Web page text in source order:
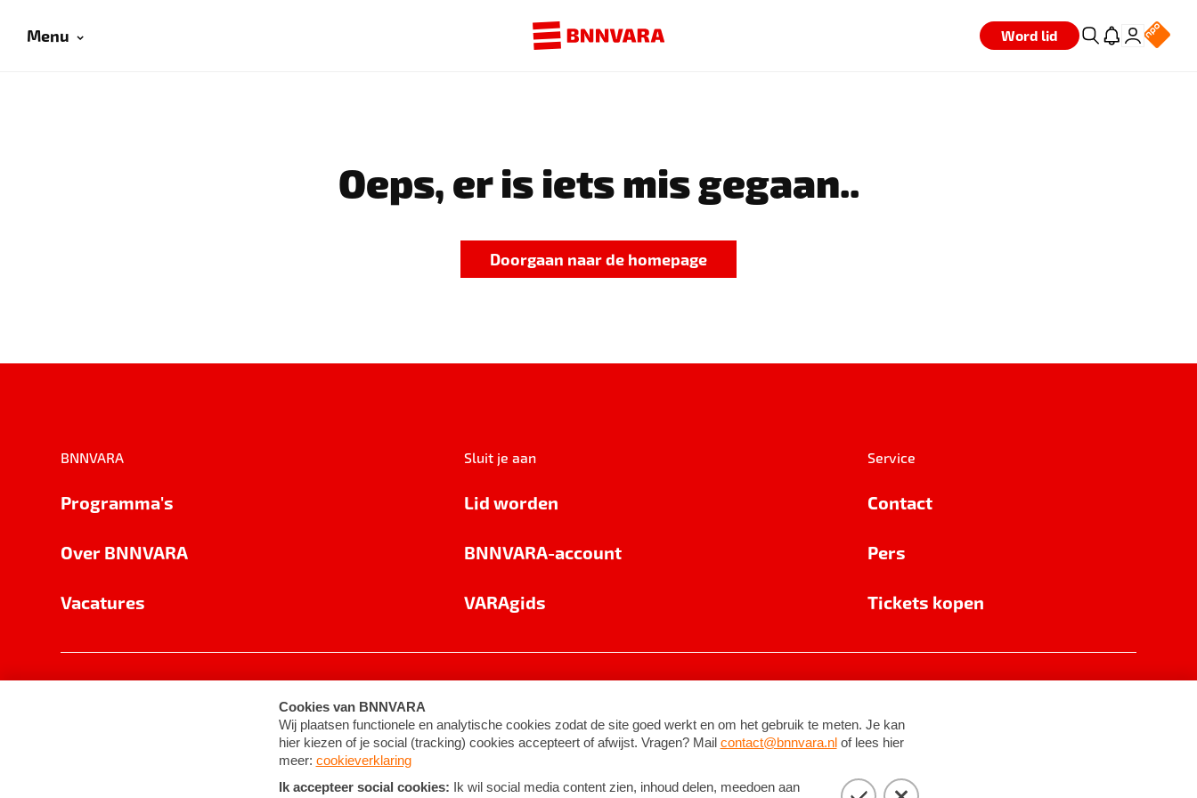
Menu Word lid
Oeps, er is iets mis gegaan..
Doorgaan naar de homepage
BNNVARA
Programma's
Over BNNVARA
Vacatures
Sluit je aan
Lid worden
BNNVARA-account
VARAgids
Service
Contact
Pers
Tickets kopen
Cookie-instellingen Algemene voorwaarden ©2026BNNVARA